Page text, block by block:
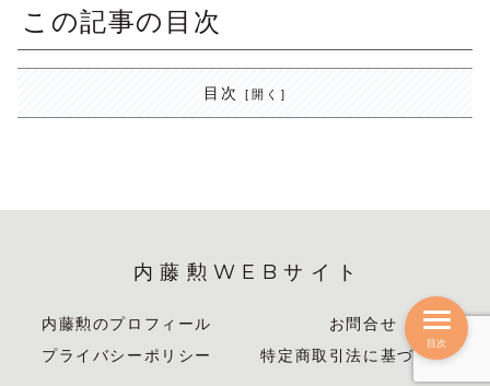
この記事の目次
目次
内藤勲WEBサイト
内藤勲のプロフィール
お問合せ
プライバシーポリシー
特定商取引法に基づく表記
目次